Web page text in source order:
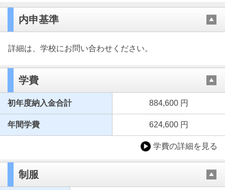
内申基準
詳細は、学校にお問い合わせください。
学費
初年度納入金合計 884,600 円
年間学費 624,600 円
学費の詳細を見る
制服